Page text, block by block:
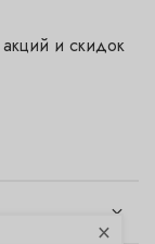
и скидок
×